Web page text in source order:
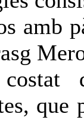
amb